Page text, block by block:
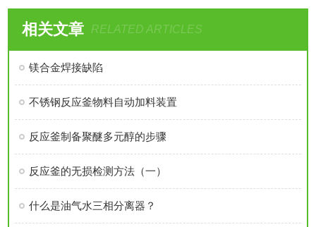
相关文章 RELATED ARTICLES
镁合金焊接缺陷
不锈钢反应釜物料自动加料装置
反应釜制备聚醚多元醇的步骤
反应釜的无损检测方法（一）
什么是油气水三相分离器？